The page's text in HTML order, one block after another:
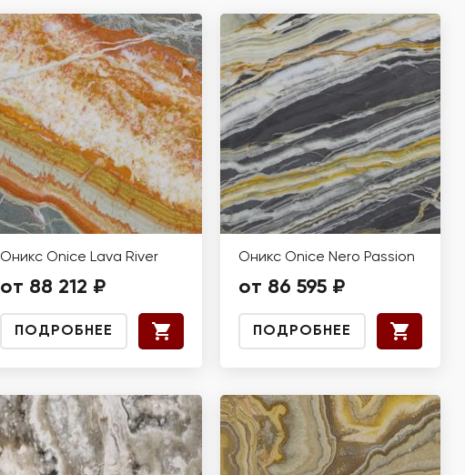
Оникс Onice Lava River
от 88 212 ₽
ПОДРОБНЕЕ
Оникс Onice Nero Passion
от 86 595 ₽
ПОДРОБНЕЕ